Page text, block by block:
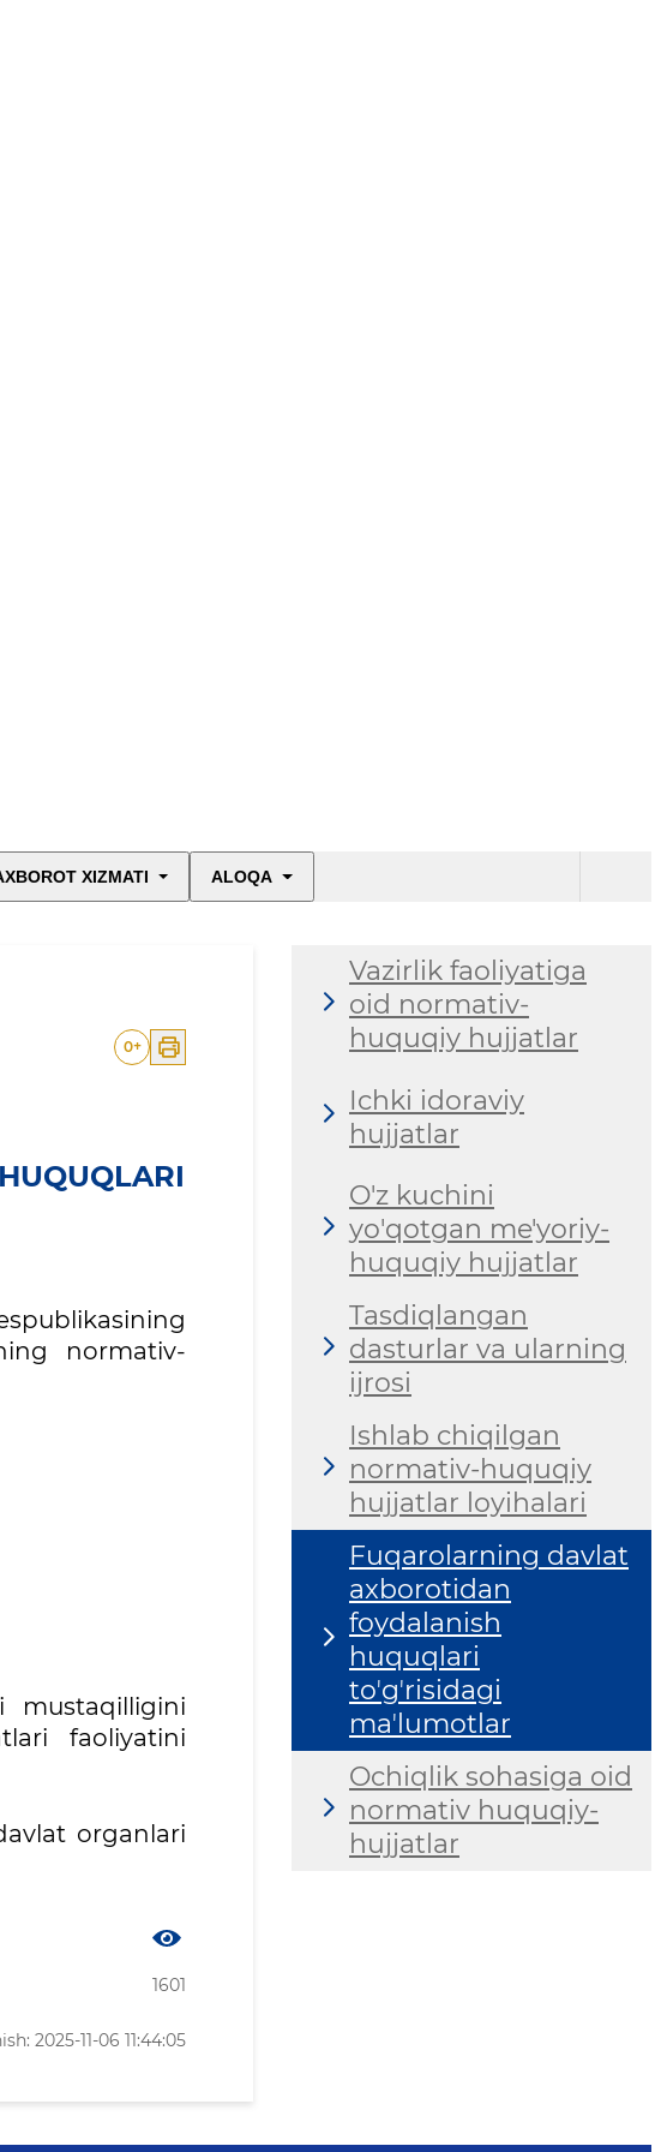
XIZMATI ALOQA
0+
normativ-
mustaqilligini
faoliyatini
organlari
1601
2025-11-06 11:44:05
Vazirlik faoliyatiga
oid normativ-
huquqiy hujjatlar
Ichki idoraviy
hujjatlar
O'z kuchini
yo'qotgan me'yoriy-
huquqiy hujjatlar
Tasdiqlangan
dasturlar va ularning
ijrosi
Ishlab chiqilgan
normativ-huquqiy
hujjatlar loyihalari
Fuqarolarning davlat
axborotidan
foydalanish
huquqlari
toʼgʼrisidagi
maʼlumotlar
Ochiqlik sohasiga oid
normativ huquqiy-
hujjatlar